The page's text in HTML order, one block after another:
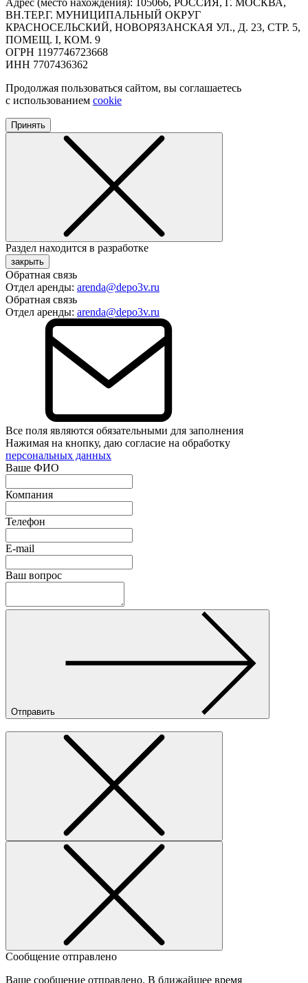
ВН.ТЕР.Г. МУНИЦИПАЛЬНЫЙ ОКРУГ
КРАСНОСЕЛЬСКИЙ, НОВОРЯЗАНСКАЯ УЛ., Д. 23, СТР. 5,
ПОМЕЩ. I, КОМ. 9
ОГРН 1197746723668
ИНН 7707436362
Продолжая пользоваться сайтом, вы соглашаетесь
с использованием cookie
Принять
Раздел находится в разработке
закрыть
Обратная связь
Отдел аренды: arenda@depo3v.ru
Обратная связь
Отдел аренды: arenda@depo3v.ru
Все поля являются обязательными для заполнения
Нажимая на кнопку, даю согласие на обработку
персональных данных
Ваше ФИО
Компания
Телефон
E-mail
Ваш вопрос
Отправить
Сообщение отправлено
Ваше сообщение отправлено. В ближайшее время